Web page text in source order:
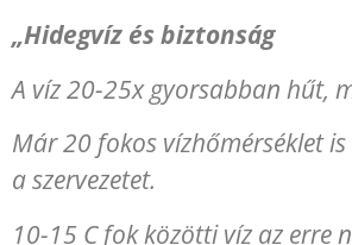
„Hidegvíz és biztonság
A víz 20-25x gyorsabban hűt,
Már 20 fokos vízhőmérséklet
a szervezetet.
10-15 C fok közötti víz az erre